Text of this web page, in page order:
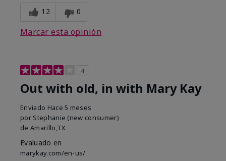
12 0
Marcar esta opinión
4
Out with old, in with Mary Kay
Enviado Hace 5 meses
por Stephanie (new consumer)
de Amarillo,TX
Evaluado en
marykay.com/en-us/